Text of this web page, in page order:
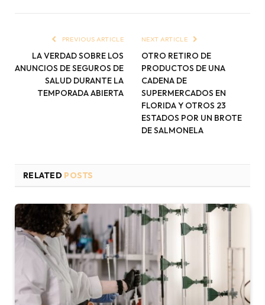
PREVIOUS ARTICLE
LA VERDAD SOBRE LOS
ANUNCIOS DE SEGUROS DE
SALUD DURANTE LA
TEMPORADA ABIERTA
NEXT ARTICLE
OTRO RETIRO DE
PRODUCTOS DE UNA
CADENA DE
SUPERMERCADOS EN
FLORIDA Y OTROS 23
ESTADOS POR UN BROTE
DE SALMONELA
RELATED POSTS